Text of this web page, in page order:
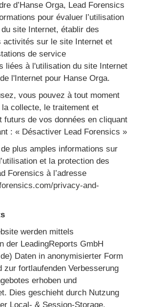
d’Hanse Orga, Lead Forensics
pour évaluer l’utilisation
site Internet, établir des
activités sur le site Internet et
de service
liées à l'utilisation du site Internet
l'Internet pour Hanse Orga.
vous pouvez à tout moment
collecte, le traitement et
futurs de vos données en cliquant
: « Désactiver Lead Forensics »
plus amples informations sur
et la protection des
Forensics à l’adresse
privacy-and-
werden mittels
der LeadingReports GmbH
Daten in anonymisierter Form
zur fortlaufenden Verbesserung
erhoben und
Dies geschieht durch Nutzung
Local- & Session-Storage.